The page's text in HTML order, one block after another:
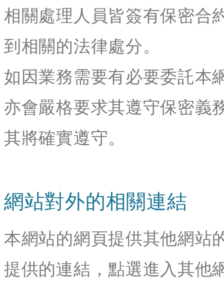
相關處理人員皆簽有保密合
到相關的法律處分。
如因業務需要有必要委託本
亦會嚴格要求其遵守保密義
其將確實遵守。
網站對外的相關連結
本網站的網頁提供其他網站
提供的連結，點選進入其他